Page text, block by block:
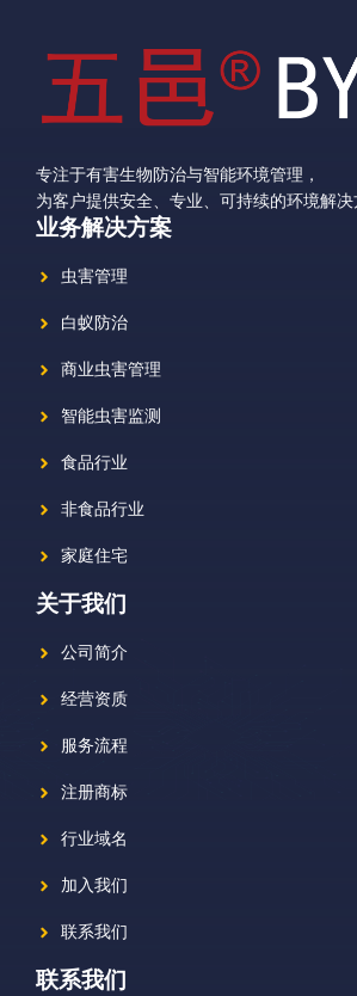
专注于有害生物防治与智能环境管理，
为客户提供安全、专业、可持续的环境解决
业务解决方案
虫害管理
白蚁防治
商业虫害管理
智能虫害监测
食品行业
非食品行业
家庭住宅
关于我们
公司简介
经营资质
服务流程
注册商标
行业域名
加入我们
联系我们
联系我们